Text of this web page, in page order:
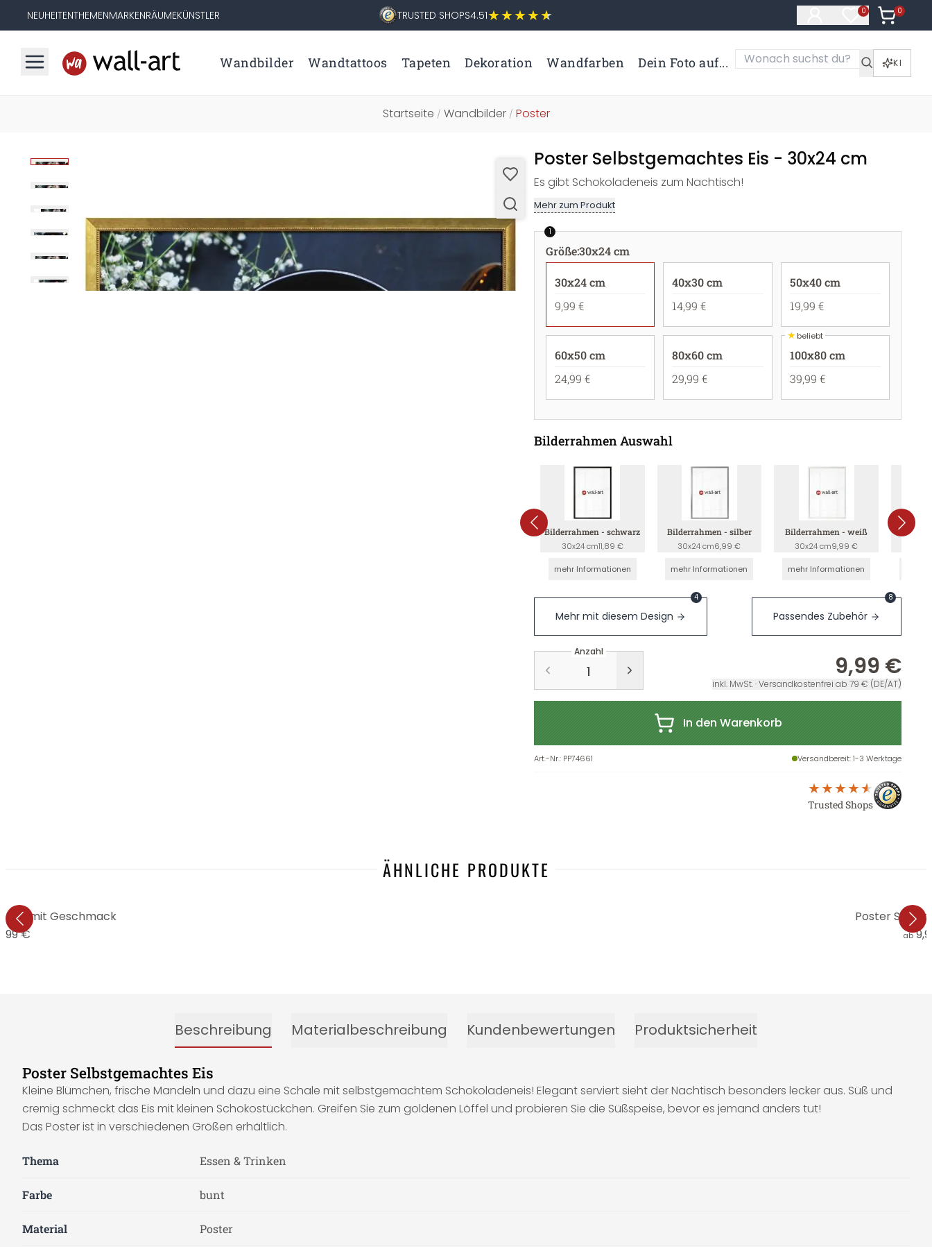
NEUHEITENTHEMENMARKENRÄUMEKÜNSTLER TRUSTED SHOPS4.51 0
Artikel im
0
Artikel
Wandbilder Wandtattoos Tapeten Dekoration Wandfarben Dein Foto auf... KI
Startseite / Wandbilder/ Poster
Poster Selbstgemachtes Eis - 30x24 cm
Es gibt Schokoladeneis zum Nachtisch!
Mehr zum Produkt
1
Größe:30x24 cm
30x24 cm
9,99 €
40x30 cm
14,99 €
50x40 cm
19,99 €
60x50 cm
24,99 €
80x60 cm
29,99 €
★beliebt
100x80 cm
39,99 €
Bilderrahmen Auswahl
Bilderrahmen - schwarz
30x24 cm11,89 €
mehr Informationen
Bilderrahmen - silber
30x24 cm6,99 €
mehr Informationen
Bilderrahmen - weiß
30x24 cm9,99 €
mehr Informationen
Mehr mit diesem Design
4
Passendes Zubehör
8
Anzahl
9,99 €
inkl. MwSt. · Versandkostenfrei ab 79 € (DE/AT)
In den Warenkorb
Art.-Nr.: PP74661 Versandbereit: 1-3 Werktage
Trusted Shops
ÄHNLICHE PRODUKTE
mit Geschmack
€
Poster
ab
Beschreibung Materialbeschreibung Kundenbewertungen Produktsicherheit
Poster Selbstgemachtes Eis
Kleine Blümchen, frische Mandeln und dazu eine Schale mit selbstgemachtem Schokoladeneis! Elegant serviert sieht der Nachtisch besonders lecker aus. Süß und
cremig schmeckt das Eis mit kleinen Schokostückchen. Greifen Sie zum goldenen Löffel und probieren Sie die Süßspeise, bevor es jemand anders tut!
Das Poster ist in verschiedenen Größen erhältlich.
Thema Essen & Trinken
Farbe bunt
Material Poster